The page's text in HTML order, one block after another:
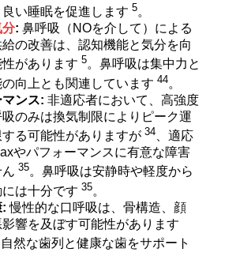
良い睡眠を促進します5。
分: 鼻呼吸（NOを介して）による
の改善は、認知機能と気分を向
性があります5。鼻呼吸は集中力と
向上とも関連しています44。
ンス: 非適応者において、高強度
のみは換気制限によりピーク運
る可能性がありますが34 、適応
やパフォーマンスに有意な障害
ん35。鼻呼吸は安静時や軽度から
には十分です35。
: 慢性的な口呼吸は、骨構造、顔
響を及ぼす可能性があります
然な歯列と健康な歯をサポート